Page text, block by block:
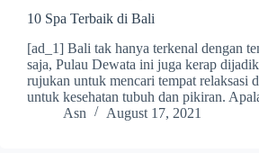
10 Spa Terbaik di Bali
[ad_1] Bali tak hanya terkenal dengan
saja, Pulau Dewata ini juga kerap
rujukan untuk mencari tempat relaksasi
untuk kesehatan tubuh dan pikiran.
Asn
August 17, 2021